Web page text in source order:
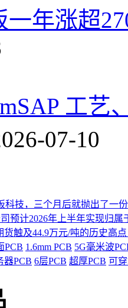
一年涨超
工艺
07-10
科技，三个月后就抛出了一
预计2026年上半年实现归
货触及44.9万元/吨的历史高
PCB 1.6mm PCB 5G毫米波
器PCB 6层PCB 超厚PCB 可